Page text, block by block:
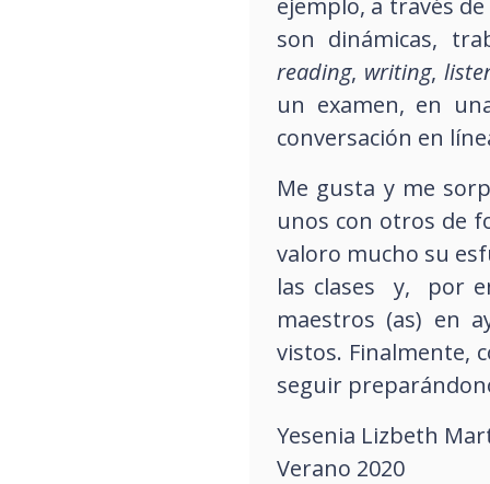
ejemplo, a través
son dinámicas,
reading, writing,
un examen, en
conversación en
Me gusta y me
unos con otros de
valoro mucho su
las clases y, por
maestros (as) en
vistos. Finalmente,
seguir
Yesenia Lizbeth
Verano 2020